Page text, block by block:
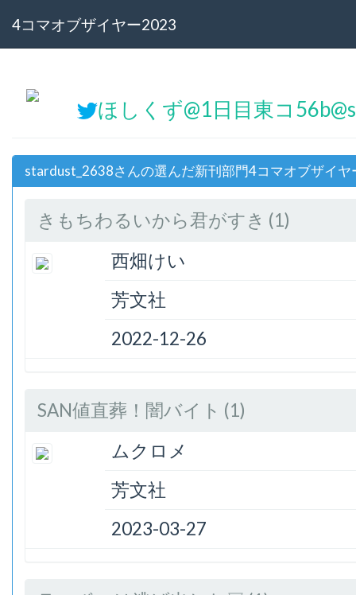
4コマオブザイヤー2023
ほしくず@1日目東コ
stardust_2638さんの選んだ新刊部門4コマオブザイ
きもちわるいから君がすき (1)
西畑けい
芳文社
2022-12-26
SAN値直葬！闇バイト (1)
ムクロメ
芳文社
2023-03-27